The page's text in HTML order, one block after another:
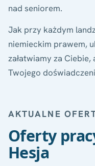
nad seniorem.
Jak przy każdym
niemieckim prawem,
załatwiamy za
Twojego
AKTUALNE
Oferty
Hesja